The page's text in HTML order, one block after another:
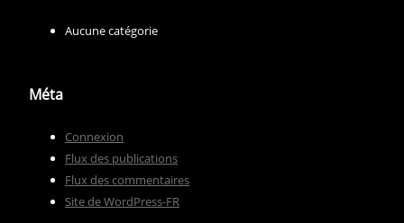
Aucune catégorie
Méta
Connexion
Flux des publications
Flux des commentaires
Site de WordPress-FR